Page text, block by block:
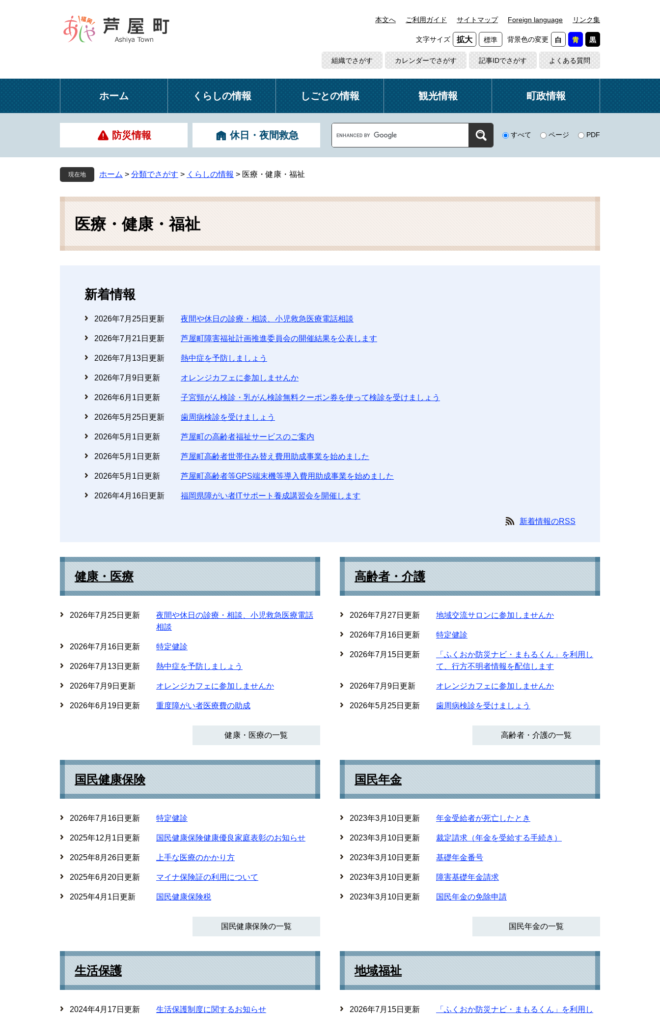
本
本文へ ご利用ガイド サイトマップ Foreign language リンク集
文字サイズ 拡大 標準 背景色の変更 白 青 黒
組織でさがす カレンダーでさがす 記事IDでさがす よくある質問
ホーム くらしの情報 しごとの情報 観光情報 町政情報
防災情報 休日・夜間救急
o
g
ス
すべて ページ PDF
現在地 ホーム > 分類でさがす > くらしの情報 > 医療・健康・福祉
本
医療・健康・福祉
新着情報
2026年7月25日更新 夜間や休日の診療・相談、小児救急医療電話相談
2026年7月21日更新 芦屋町障害福祉計画推進委員会の開催結果を公表します
2026年7月13日更新 熱中症を予防しましょう
2026年7月9日更新 オレンジカフェに参加しませんか
2026年6月1日更新 子宮頸がん検診・乳がん検診無料クーポン券を使って検診を受けましょう
2026年5月25日更新 歯周病検診を受けましょう
2026年5月1日更新 芦屋町の高齢者福祉サービスのご案内
2026年5月1日更新 芦屋町高齢者世帯住み替え費用助成事業を始めました
2026年5月1日更新 芦屋町高齢者等GPS端末機等導入費用助成事業を始めました
2026年4月16日更新 福岡県障がい者ITサポート養成講習会を開催します
新着情報のRSS
健康・医療
2026年7月25日更新
夜間や休日の診療・相談、小児救急医療電話
相談
2026年7月16日更新 特定健診
2026年7月13日更新 熱中症を予防しましょう
2026年7月9日更新 オレンジカフェに参加しませんか
2026年6月19日更新 重度障がい者医療費の助成
健康・医療の一覧
高齢者・介護
2026年7月27日更新 地域交流サロンに参加しませんか
2026年7月16日更新 特定健診
2026年7月15日更新
「ふくおか防災ナビ・まもるくん」を利用し
て、行方不明者情報を配信します
2026年7月9日更新 オレンジカフェに参加しませんか
2026年5月25日更新 歯周病検診を受けましょう
高齢者・介護の一覧
国民健康保険
2026年7月16日更新 特定健診
2025年12月1日更新 国民健康保険健康優良家庭表彰のお知らせ
2025年8月26日更新 上手な医療のかかり方
2025年6月20日更新 マイナ保険証の利用について
2025年4月1日更新 国民健康保険税
国民健康保険の一覧
国民年金
2023年3月10日更新 年金受給者が死亡したとき
2023年3月10日更新 裁定請求（年金を受給する手続き）
2023年3月10日更新 基礎年金番号
2023年3月10日更新 障害基礎年金請求
2023年3月10日更新 国民年金の免除申請
国民年金の一覧
生活保護
2024年4月17日更新 生活保護制度に関するお知らせ
地域福祉
2026年7月15日更新
「ふくおか防災ナビ・まもるくん」を利用し